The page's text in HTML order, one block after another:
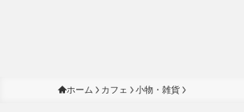
ホーム カフェ 小物・雑貨